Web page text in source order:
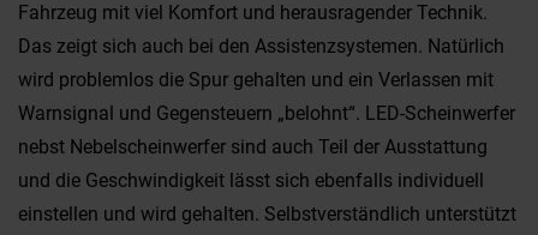
Fahrzeug mit viel Komfort und herausragender Technik.
Das zeigt sich auch bei den Assistenzsystemen. Natürlich
wird problemlos die Spur gehalten und ein Verlassen mit
Warnsignal und Gegensteuern „belohnt“. LED-Scheinwerfer
nebst Nebelscheinwerfer sind auch Teil der Ausstattung
und die Geschwindigkeit lässt sich ebenfalls individuell
einstellen und wird gehalten. Selbstverständlich unterstützt